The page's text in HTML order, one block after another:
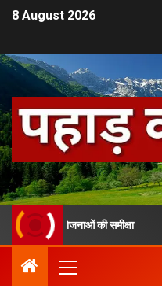
8 August 2026
योजनाओं की समीक्षा